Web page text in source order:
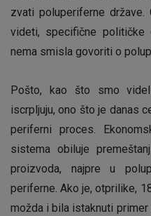
zvati poluperiferne
videti, specifične političke
nema smisla govoriti o
Pošto, kao što smo
iscrpljuju, ono što je danas
periferni proces.
sistema obiluje
proizvoda, najpre u
periferne. Ako je, otprilike,
možda i bila istaknuti